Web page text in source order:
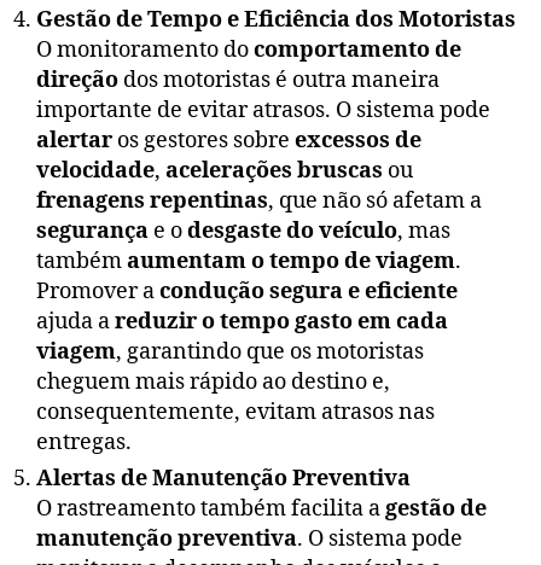
Gestão de Tempo e Eficiência dos Motoristas
O monitoramento docomportamento de
direção dos motoristas é outra maneira
importante de evitar atrasos. O sistema pode
alertar os gestores sobre excessos de
velocidade, acelerações bruscas ou
frenagens repentinas, que não só afetam a
segurança e odesgaste do veículo, mas
tambémaumentam o tempo de viagem.
Promover acondução segura e eficiente
ajuda areduzir o tempo gasto em cada
viagem, garantindo que os motoristas
cheguem mais rápido ao destino e,
consequentemente, evitam atrasos nas
entregas.
Alertas de Manutenção Preventiva
O rastreamento também facilita agestão de
manutenção preventiva. O sistema pode